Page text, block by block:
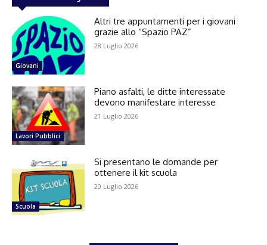
Giovani
Altri tre appuntamenti per i giovani
grazie allo “Spazio PAZ”
28 Luglio 2026
Lavori Pubblici
Piano asfalti, le ditte interessate
devono manifestare interesse
21 Luglio 2026
Scuola
Si presentano le domande per
ottenere il kit scuola
20 Luglio 2026